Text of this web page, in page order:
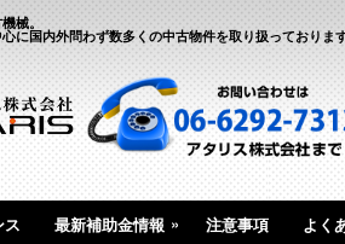
械。
に国内外問わず数多くの中古物件を取り扱っておりま
ス 最新補助金情報 » 注意事項 よく